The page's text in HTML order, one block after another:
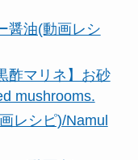
醤油(動画レシ
酢マリネ】お砂
mushrooms.
レシピ)/Namul